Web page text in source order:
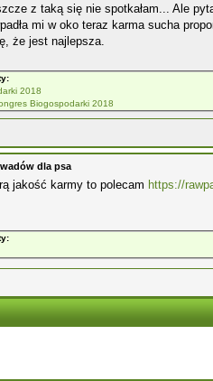
z taką się nie spotkałam... Ale
mi w oko teraz karma sucha
że jest najlepsza.
Kongres Biogospodarki 2018
Biogospodarki 2018
dla psa
jakość karmy to polecam https://